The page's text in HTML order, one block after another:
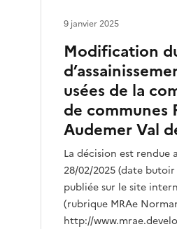
Modification
usées de la
de communes
Audemer Val
La décision est rendue
28/02/2025 (date
publiée sur le site
(rubrique MRAe
http://
9 janvier 2025